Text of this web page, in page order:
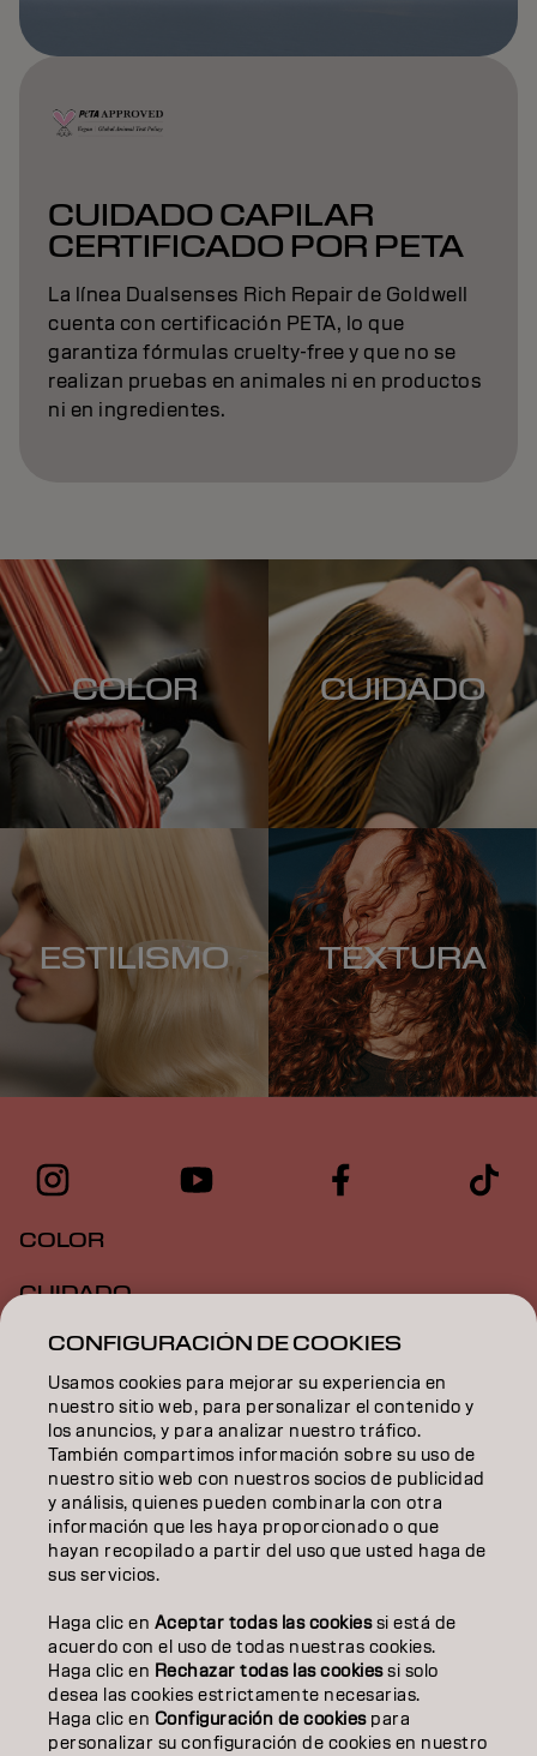
CUIDADO CAPILAR
CERTIFICADO POR PETA
La línea Dualsenses Rich Repair de Goldwell
cuenta con certificación PETA, lo que
garantiza fórmulas cruelty-free y que no se
realizan pruebas en animales ni en productos
ni en ingredientes.
COLOR CUIDADO
ESTILISMO TEXTURA
COLOR
CUIDADO
TEXTURA
STYLING
INSPIRACIÓN
EDUCACIÓN
SOBRE NOSOTROS
CONTACTO
Aviso legalPolítica de privacidadPolítica de cookies
Condiciones de usoAccesibilidad
CONFIGURACIÓN DE COOKIES
Usamos cookies para mejorar su experiencia en
nuestro sitio web, para personalizar el contenido y
los anuncios, y para analizar nuestro tráfico.
También compartimos información sobre su uso de
nuestro sitio web con nuestros socios de publicidad
y análisis, quienes pueden combinarla con otra
información que les haya proporcionado o que
hayan recopilado a partir del uso que usted haga de
sus servicios.
Haga clic en Aceptar todas las cookiessi está de
acuerdo con el uso de todas nuestras cookies.
Haga clic en Rechazar todas las cookiessi solo
desea las cookies estrictamente necesarias.
Haga clic en Configuración de cookiespara
personalizar su configuración de cookies en nuestro